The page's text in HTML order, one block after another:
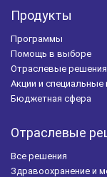
Продукты
Программы
Помощь в выборе
Отраслевые решения
Акции и
Бюджетная сфера
Отраслевые
Все решения
Здравоохранение и